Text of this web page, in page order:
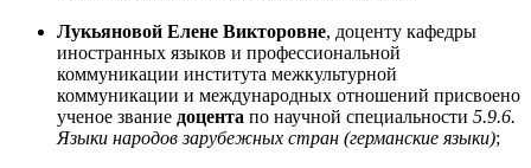
Лукьяновой Елене Викторовне, доценту кафедры
иностранных языков и профессиональной
коммуникации института межкультурной
коммуникации и международных отношений присвоено
ученое звание доцента по научной специальности 5.9.6.
Языки народов зарубежных стран (германские языки);